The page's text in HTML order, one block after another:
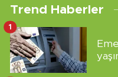
Trend Haberler
1